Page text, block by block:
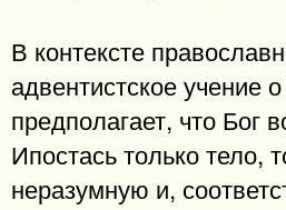
В контексте
адвентистское учение
предполагает, что Бог
Ипостась только тело,
неразумную и,